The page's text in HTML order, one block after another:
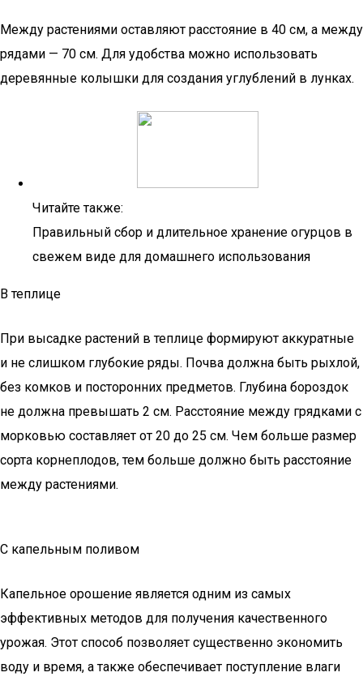
Между растениями оставляют расстояние в 40 см, а между
рядами — 70 см. Для удобства можно использовать
деревянные колышки для создания углублений в лунках.
Читайте также:
Правильный сбор и длительное хранение огурцов в
свежем виде для домашнего использования
В теплице
При высадке растений в теплице формируют аккуратные
и не слишком глубокие ряды. Почва должна быть рыхлой,
без комков и посторонних предметов. Глубина бороздок
не должна превышать 2 см. Расстояние между грядками с
морковью составляет от 20 до 25 см. Чем больше размер
сорта корнеплодов, тем больше должно быть расстояние
между растениями.
С капельным поливом
Капельное орошение является одним из самых
эффективных методов для получения качественного
урожая. Этот способ позволяет существенно экономить
воду и время, а также обеспечивает поступление влаги